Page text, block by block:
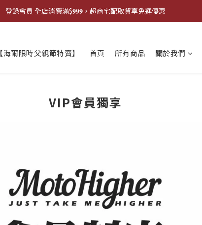
登錄會員 全店消費滿$𝟗𝟗𝟗，超商宅配取貨享免運優惠
登錄會員 全店消費滿$𝟗𝟗𝟗，超商宅配取貨享免運優惠
🔥商品庫存變動快速，請先詢問在下單唷!🔥
【海爾限時父親節特賣】 首頁 所有商品 關於我們
VIP會員獨享